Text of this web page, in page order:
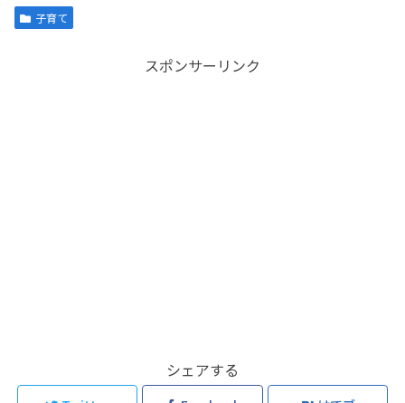
子育て
スポンサーリンク
シェアする